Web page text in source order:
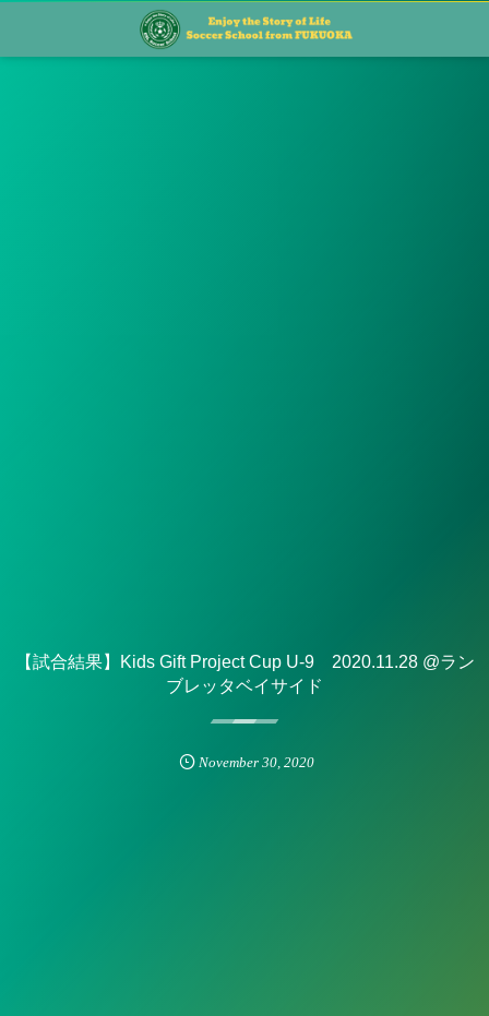
【試合結果】Kids Gift Project Cup U-9 2020.11.28 @ラン
ブレッタベイサイド
November 30, 2020